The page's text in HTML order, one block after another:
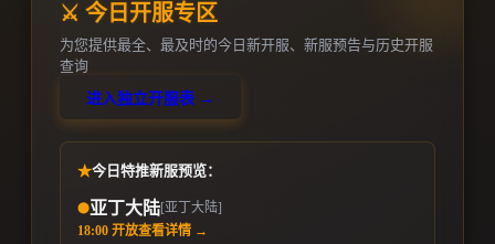
⚔️ 今日开服专区
为您提供最全、最及时的今日新开服、新服预告与历史开服
查询
进入独立开服表 →
★今日特推新服预览：
⬤亚丁大陆[亚丁大陆]
18:00 开放查看详情 →